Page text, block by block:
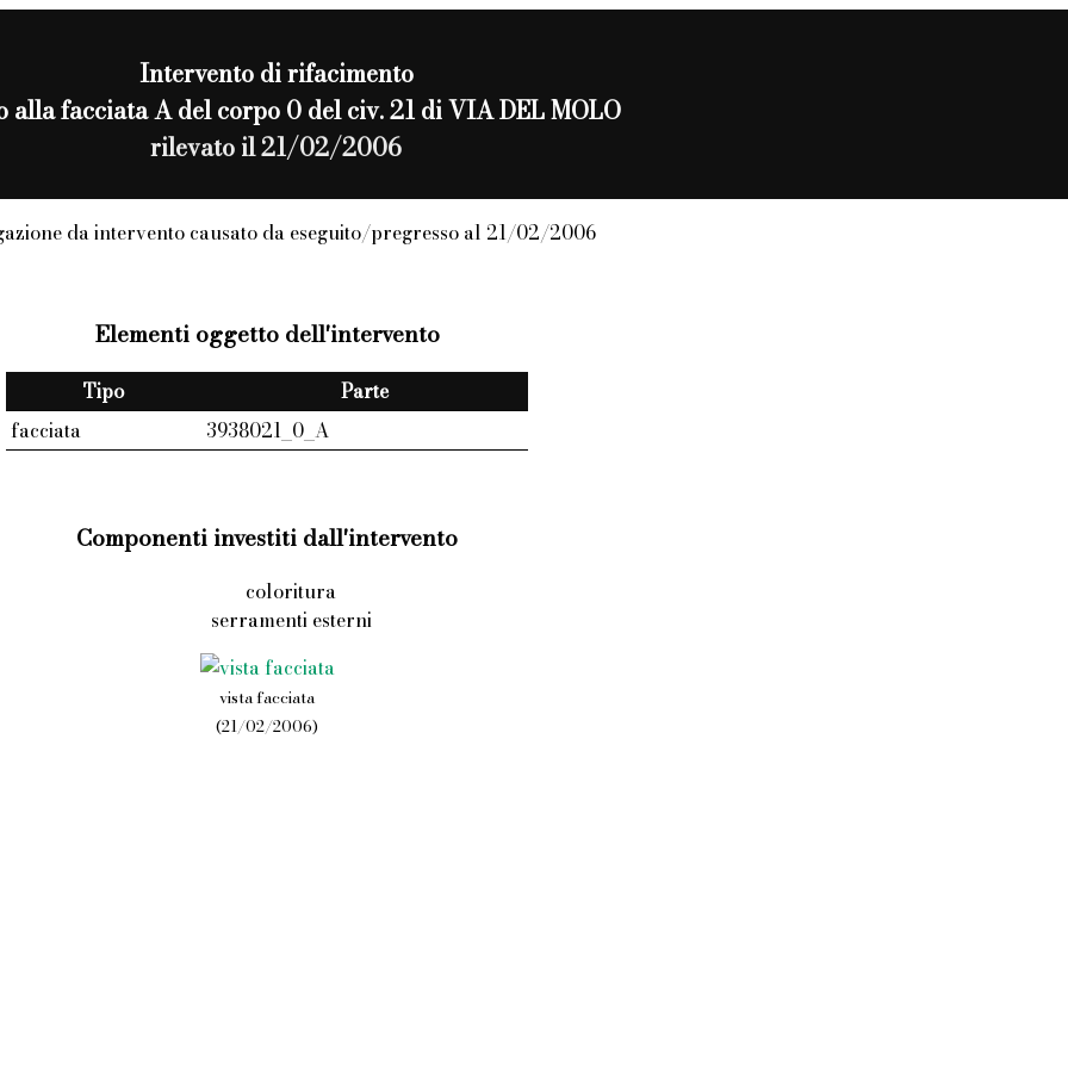
Intervento dirifacimento
facciata A del corpo 0 del civ. 21 di VIA DEL MOLO
rilevato il 21/02/2006
da intervento causato da eseguito/pregresso al 21/02/2006
Elementi oggetto dell'intervento
Tipo
Parte
facciata
3938021_0_A
Componenti investiti dall'intervento
coloritura
serramenti esterni
vista facciata
(21/02/2006)